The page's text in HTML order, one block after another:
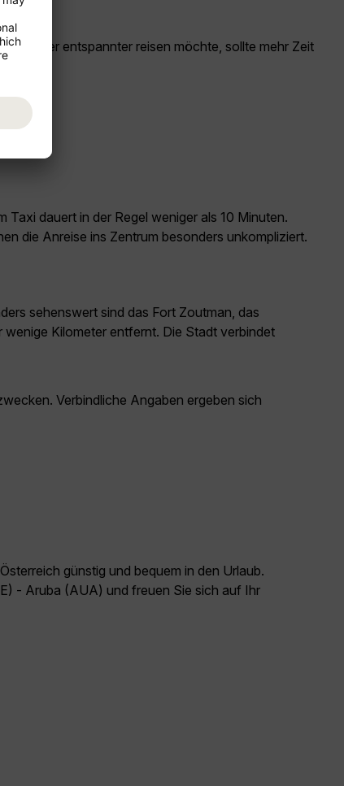
oder entspannter reisen möchte, sollte mehr Zeit
dauert in der Regel weniger als 10 Minuten.
die Anreise ins Zentrum besonders unkompliziert.
sehenswert sind das Fort Zoutman, das
Kilometer entfernt. Die Stadt verbindet
Verbindliche Angaben ergeben sich
günstig und bequem in den Urlaub.
- Aruba (AUA) und freuen Sie sich auf Ihr